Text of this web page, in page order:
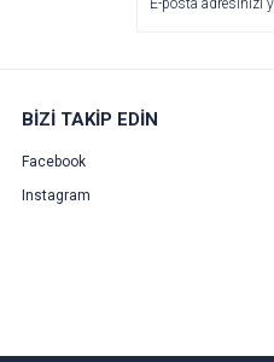
BİZİ TAKİP EDİN
Facebook
Instagram